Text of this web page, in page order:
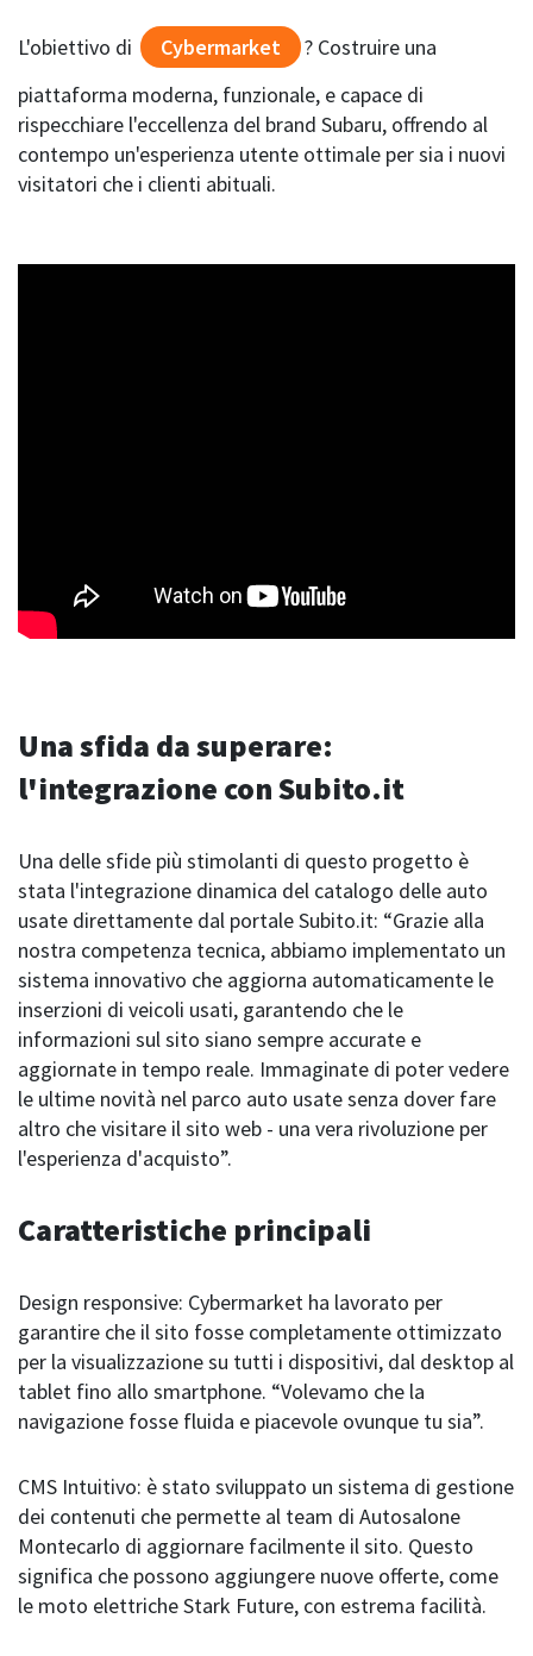
L'obiettivo di Cybermarket
? Costruire una
piattaforma moderna, funzionale, e capace di
rispecchiare l'eccellenza del brand Subaru, offrendo al
contempo un'esperienza utente ottimale per sia i nuovi
visitatori che i clienti abituali.
Una sfida da superare:
l'integrazione con Subito.it
Una delle sfide più stimolanti di questo progetto è
stata l'integrazione dinamica del catalogo delle auto
usate direttamente dal portale Subito.it: “Grazie alla
nostra competenza tecnica, abbiamo implementato un
sistema innovativo che aggiorna automaticamente le
inserzioni di veicoli usati, garantendo che le
informazioni sul sito siano sempre accurate e
aggiornate in tempo reale. Immaginate di poter vedere
le ultime novità nel parco auto usate senza dover fare
altro che visitare il sito web - una vera rivoluzione per
l'esperienza d'acquisto”.
Caratteristiche principali
Design responsive: Cybermarket ha lavorato per
garantire che il sito fosse completamente ottimizzato
per la visualizzazione su tutti i dispositivi, dal desktop al
tablet fino allo smartphone. “Volevamo che la
navigazione fosse fluida e piacevole ovunque tu sia”.
CMS Intuitivo: è stato sviluppato un sistema di gestione
dei contenuti che permette al team di Autosalone
Montecarlo di aggiornare facilmente il sito. Questo
significa che possono aggiungere nuove offerte, come
le moto elettriche Stark Future, con estrema facilità.